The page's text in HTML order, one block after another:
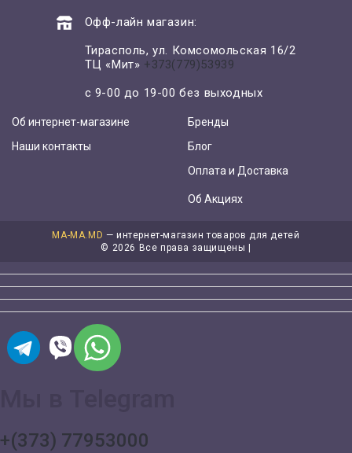
Офф-лайн магазин:
Тирасполь, ул. Комсомольская 16/2
ТЦ «Мит» +373(779)53939
с 9-00 до 19-00 без выходных
Об интернет-магазине
Наши контакты
Бренды
Блог
Оплата и Доставка
Об Акциях
MA-MA.MD — интернет-магазин товаров для детей
© 2026 Все права защищены |
+(373) 77953000